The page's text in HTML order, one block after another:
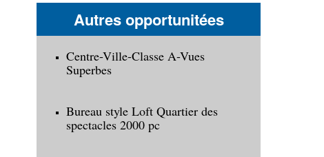
Autres opportunitées
Centre-Ville-Classe A-Vues
Superbes
Bureau style Loft Quartier des
spectacles 2000 pc